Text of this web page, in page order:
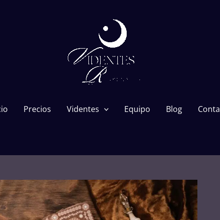
Precios Videntes Equipo Blog